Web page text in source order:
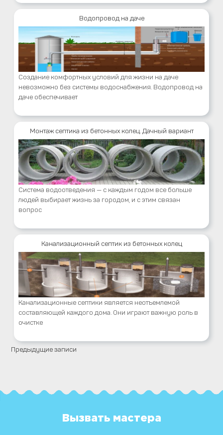
Водопровод на даче
Создание комфортных условий для жизни на даче
невозможно без системы водоснабжения. Водопровод на
даче обеспечивает
Монтаж септика из бетонных колец. Дачный вариант
Система водоотведения — с каждым годом все больше
людей выбирает жизнь за городом, и с этим связан
вопрос
Канализационный септик из бетонных колец
Канализационные септики является неотъемлемой
составляющей каждого дома. Они играют важную роль в
очистке
Навигация
Предыдущие записи
Вызвать мастера